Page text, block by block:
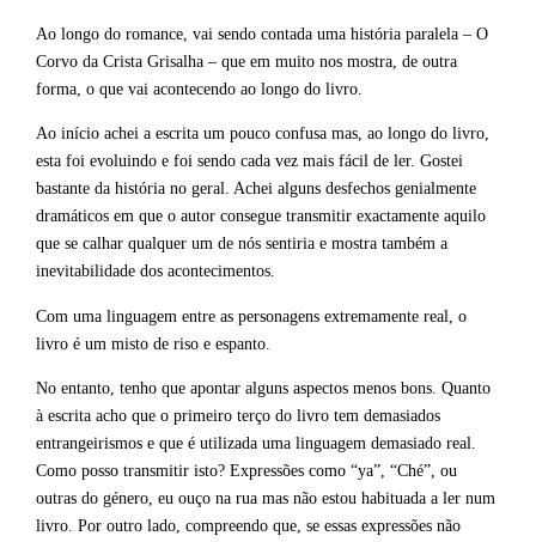
Ao longo do romance, vai sendo contada uma história paralela – O
Corvo da Crista Grisalha – que em muito nos mostra, de outra
forma, o que vai acontecendo ao longo do livro.
Ao início achei a escrita um pouco confusa mas, ao longo do livro,
esta foi evoluindo e foi sendo cada vez mais fácil de ler. Gostei
bastante da história no geral. Achei alguns desfechos genialmente
dramáticos em que o autor consegue transmitir exactamente aquilo
que se calhar qualquer um de nós sentiria e mostra também a
inevitabilidade dos acontecimentos.
Com uma linguagem entre as personagens extremamente real, o
livro é um misto de riso e espanto.
No entanto, tenho que apontar alguns aspectos menos bons. Quanto
à escrita acho que o primeiro terço do livro tem demasiados
entrangeirismos e que é utilizada uma linguagem demasiado real.
Como posso transmitir isto? Expressões como “ya”, “Ché”, ou
outras do género, eu ouço na rua mas não estou habituada a ler num
livro. Por outro lado, compreendo que, se essas expressões não